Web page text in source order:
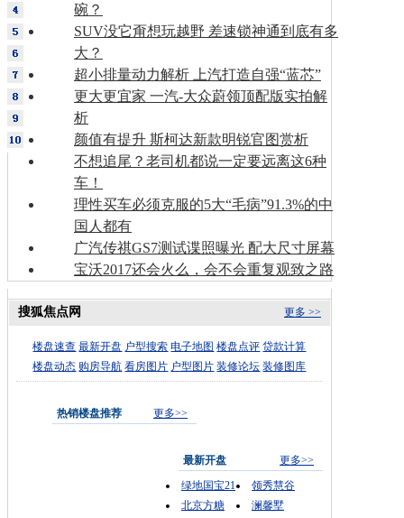
碗？
SUV没它甭想玩越野 差速锁神通到底有多
大？
超小排量动力解析 上汽打造自强“蓝芯”
更大更宜家 一汽-大众蔚领顶配版实拍解
析
颜值有提升 斯柯达新款明锐官图赏析
不想追尾？老司机都说一定要远离这6种
车！
理性买车必须克服的5大“毛病”91.3%的中
国人都有
广汽传祺GS7测试谍照曝光 配大尺寸屏幕
宝沃2017还会火么，会不会重复观致之路
更多 >>
搜狐焦点网
楼盘速查 最新开盘 户型搜索 电子地图 楼盘点评 贷款计算
楼盘动态 购房导航 看房图片 户型图片 装修论坛 装修图库
热销楼盘推荐 更多>>
最新开盘
更多>>
绿地国宝21
领秀慧谷
北京方糖
澜馨墅